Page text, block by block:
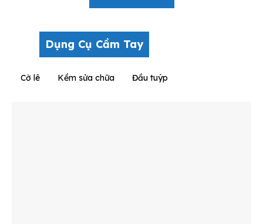
Dụng Cụ Cầm Tay
Cờ lê Kềm sửa chữa Đầu tuýp